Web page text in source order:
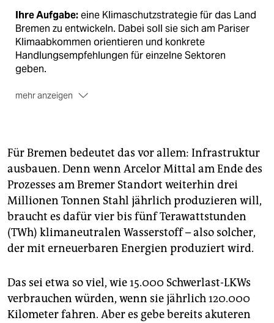
Ihre Aufgabe:eine Klimaschutzstrategie für das Land
Bremen zu entwickeln. Dabei soll sie sich am Pariser
Klimaabkommen orientieren und konkrete
Handlungsempfehlungen für einzelne Sektoren
geben.
mehr anzeigen
besetzt, entsprechend ihrer Fraktionsstärke im
Landtag.
Sie tagte erstmalig im Mai 2020. Noch in diesem Jahr
möchte sie einen Abschlussbericht vorlegen.
Für Bremen bedeutet das vor allem: Infrastruktur
ausbauen. Denn wenn Arcelor Mittal am Ende des
Prozesses am Bremer Standort weiterhin drei
Millionen Tonnen Stahl jährlich produzieren will,
braucht es dafür vier bis fünf Terawattstunden
(TWh) klimaneutralen Wasserstoff – also solcher,
der mit erneuerbaren Energien produziert wird.
Das sei etwa so viel, wie 15.000 Schwerlast-LKWs
verbrauchen würden, wenn sie jährlich 120.000
Kilometer fahren. Aber es gebe bereits akuteren